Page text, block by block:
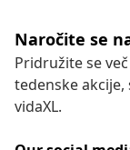
Naročite se
Pridružite se
tedenske
vidaXL.